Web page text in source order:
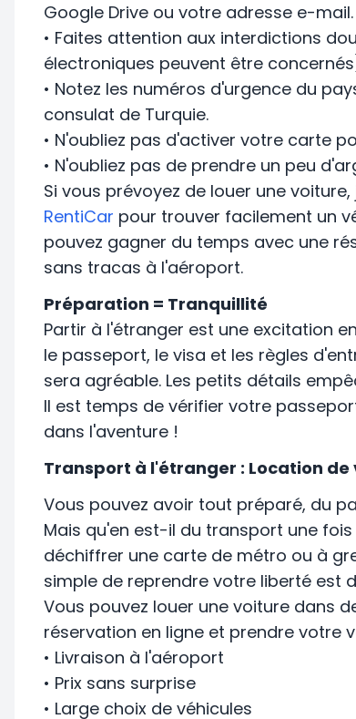
Google Drive ou votre adresse e-mail.
• Faites attention aux interdictions
électroniques peuvent être
• Notez les numéros d'urgence du
consulat de Turquie.
• N'oubliez pas d'activer votre carte
• N'oubliez pas de prendre un peu
Si vous prévoyez de louer une
RentiCar pour trouver facilement un
pouvez gagner du temps avec une
sans tracas à l'aéroport.
Préparation = Tranquillité
Partir à l'étranger est une excitation
le passeport, le visa et les règles
sera agréable. Les petits détails
Il est temps de vérifier votre
dans l'aventure !
Transport à l'étranger : Location de
Vous pouvez avoir tout préparé, du
Mais qu'en est-il du transport une
déchiffrer une carte de métro ou à
simple de reprendre votre liberté est
Vous pouvez louer une voiture dans
réservation en ligne et prendre votre
• Livraison à l'aéroport
• Prix sans surprise
• Large choix de véhicules